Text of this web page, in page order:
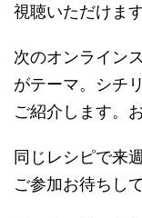
視聴いただけます
次のオンライン
がテーマ。シチ
ご紹介します。
同じレシピで来
ご参加お待ちし